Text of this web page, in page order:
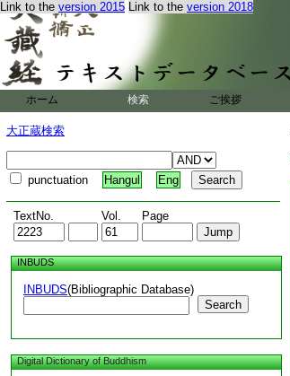
Link to the version 2015 Link to the version 2018
ホーム 検索 ご挨拶
大正蔵検索
punctuation Hangul Eng
TextNo. Vol. Page
INBUDS
INBUDS(Bibliographic Database)
Search
Digital Dictionary of Buddhism